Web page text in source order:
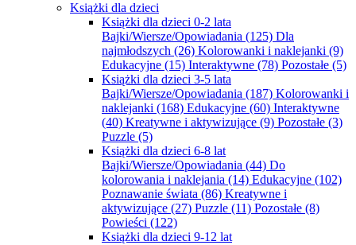
Książki dla dzieci
Książki dla dzieci 0-2 lata
Bajki/Wiersze/Opowiadania (125) Dla
najmłodszych (26) Kolorowanki i naklejanki (9)
Edukacyjne (15) Interaktywne (78) Pozostałe (5)
Książki dla dzieci 3-5 lata
Bajki/Wiersze/Opowiadania (187) Kolorowanki i
naklejanki (168) Edukacyjne (60) Interaktywne
(40) Kreatywne i aktywizujące (9) Pozostałe (3)
Puzzle (5)
Książki dla dzieci 6-8 lat
Bajki/Wiersze/Opowiadania (44) Do
kolorowania i naklejania (14) Edukacyjne (102)
Poznawanie świata (86) Kreatywne i
aktywizujące (27) Puzzle (11) Pozostałe (8)
Powieści (122)
Książki dla dzieci 9-12 lat